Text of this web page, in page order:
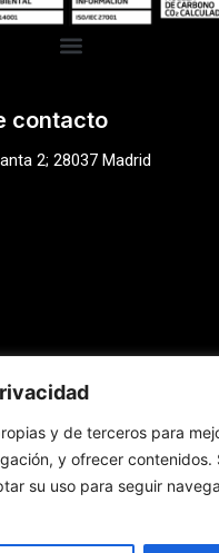
y de terceros para
y ofrecer contenidos.
su uso para seguir
contacto
2; 28037 Madrid